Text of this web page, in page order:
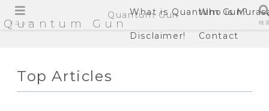
Quantum Gun
What is Quantum Gun?
Who is
Disclaimer! Contact
Top Articles
メニュー
Quantum Gun
検